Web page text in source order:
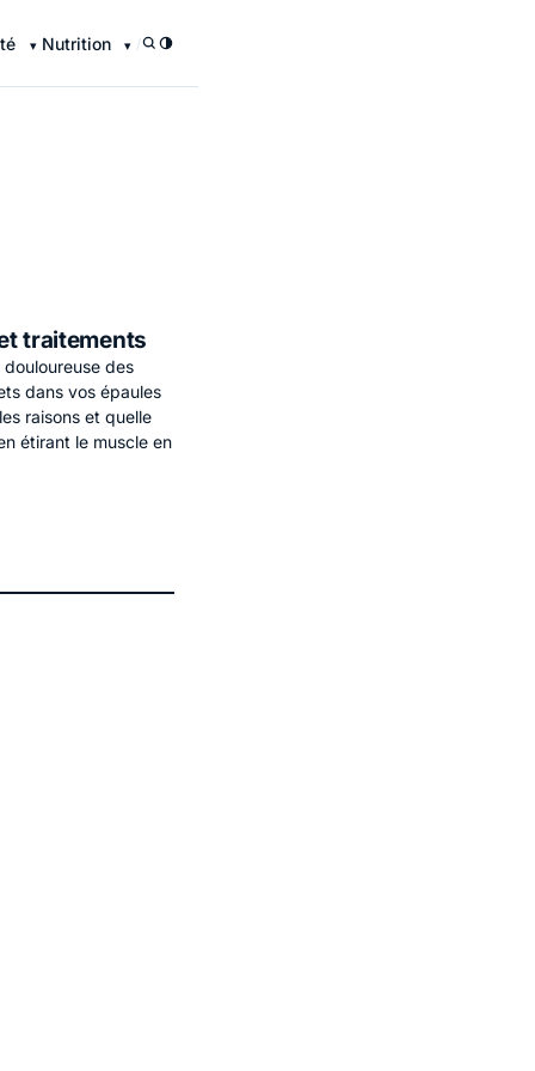
Nutrition /
traitements
des
dans vos épaules
raisons et quelle
étirant le muscle en